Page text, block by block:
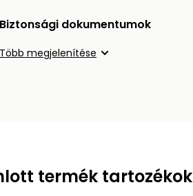
Biztonsági dokumentumok
Több megjelenítése
termék tartozékok